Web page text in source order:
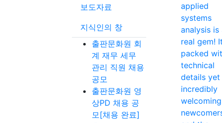
보도자료
지식인의 창
출판문화원 회
계 재무 세무
관리 직원 채용
공모
출판문화원 영
상PD 채용 공
모[채용 완료]
applied
systems
analysis is
real gem!
packed
technical
details yet
incredibly